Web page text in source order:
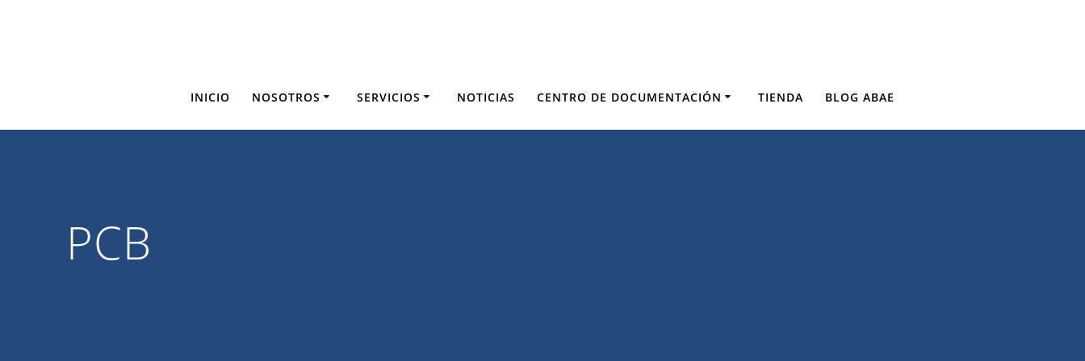
INICIO NOSOTROS SERVICIOS NOTICIAS CENTRO DE DOCUMENTACIÓN TIENDA BLOG ABAE
PCB